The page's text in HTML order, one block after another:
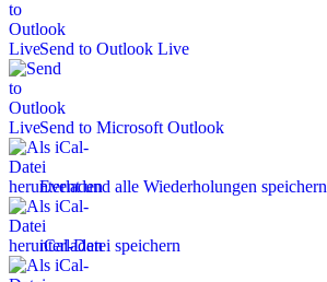
Send to Outlook Live
Send to Microsoft Outlook
Event und alle Wiederholungen speichern
iCal-Datei speichern